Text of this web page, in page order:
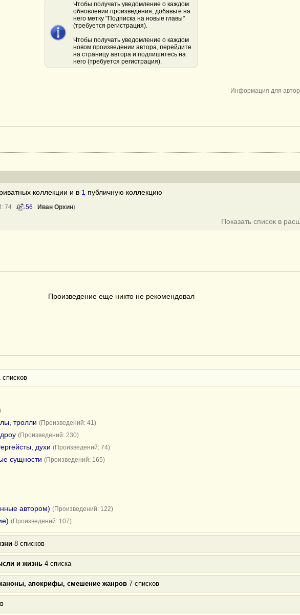
Чтобы получать уведомление о каждом
обновлении произведения, добавьте на
него метку "Подписка на новые главы"
(требуется регистрация).
Чтобы получать уведомление о каждом
новом произведении автора, перейдите
на страницу автора и подпишитесь на
него (требуется регистрация).
Информация для
коллекции и в 1 публичную коллекцию
74 56 Иван Орхин)
Показать список в
Произведение еще никто не рекомендовал
списков
тролли (Произведений: 41)
(Произведений: 230)
духи (Произведений: 74)
сущности (Произведений: 165)
автором) (Произведений: 122)
(Произведений: 107)
8 списков
и жизнь 4 списка
апокрифы, смешение жанров 7 списков